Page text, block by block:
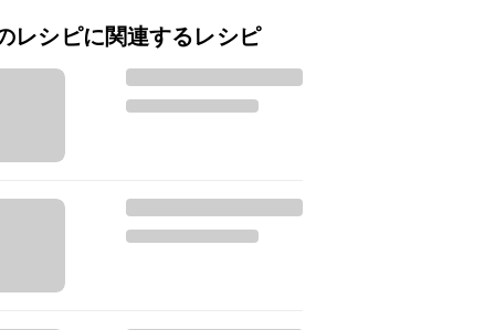
レシピに関連するレシピ